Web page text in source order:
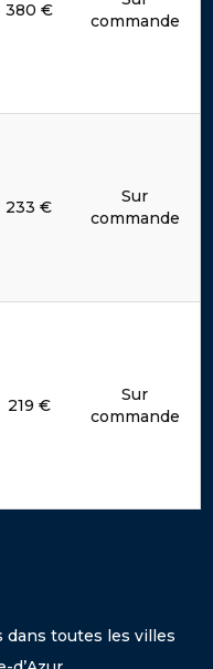
380 €
commande
233 €
Sur
commande
219 €
Sur
commande
dans toutes les villes